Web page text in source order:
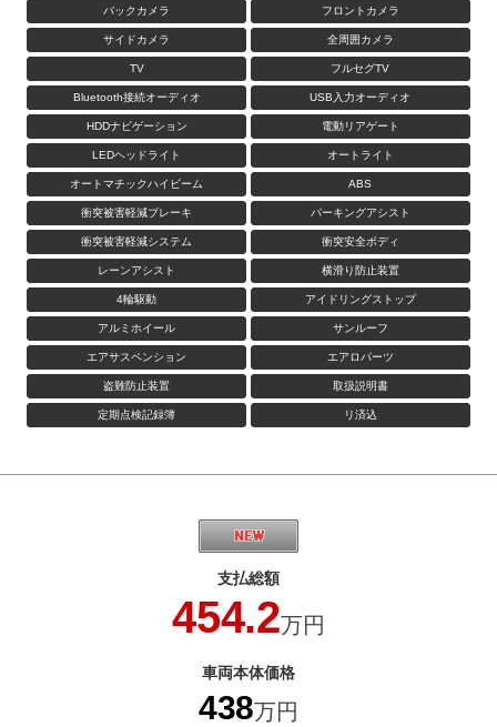
バックカメラ フロントカメラ
サイドカメラ 全周囲カメラ
TV フルセグTV
Bluetooth接続オーディオ USB入力オーディオ
HDDナビゲーション 電動リアゲート
LEDヘッドライト オートライト
オートマチックハイビーム ABS
衝突被害軽減ブレーキ パーキングアシスト
衝突被害軽減システム 衝突安全ボディ
レーンアシスト 横滑り防止装置
4輪駆動 アイドリングストップ
アルミホイール サンルーフ
エアサスペンション エアロパーツ
盗難防止装置 取扱説明書
定期点検記録簿 リ済込
支払総額
454.2万円
車両本体価格
438万円